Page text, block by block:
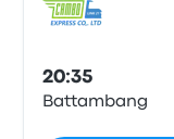
20:35
Battambang